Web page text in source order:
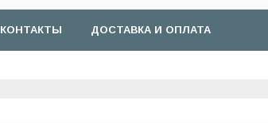
КОНТАКТЫ ДОСТАВКА И ОПЛАТА